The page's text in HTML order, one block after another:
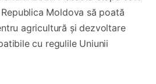
Moldova să poată
agricultură și dezvoltare
cu regulile Uniunii